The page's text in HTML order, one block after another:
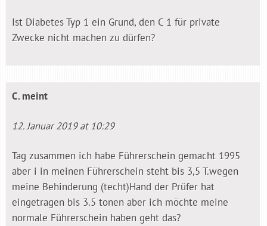
Ist Diabetes Typ 1 ein Grund, den C 1 für private
Zwecke nicht machen zu dürfen?
C.meint
12. Januar 2019 at 10:29
Tag zusammen ich habe Führerschein gemacht 1995
aber i in meinen Führerschein steht bis 3,5 T.wegen
meine Behinderung (techt)Hand der Prüfer hat
eingetragen bis 3.5 tonen aber ich möchte meine
normale Führerschein haben geht das?